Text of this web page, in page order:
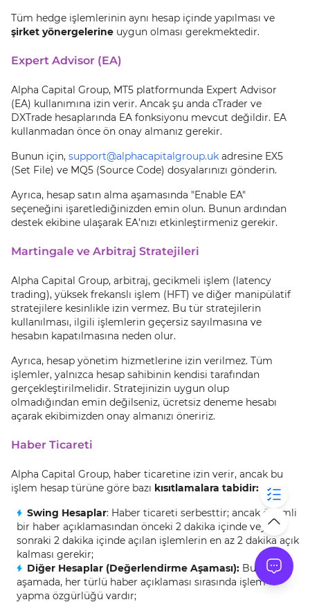
Tüm hedge işlemlerinin aynı hesap içinde yapılması ve
şirket yönergelerine uygun olması gerekmektedir.
Expert Advisor (EA)
Alpha Capital Group, MT5 platformunda Expert Advisor
(EA) kullanımına izin verir. Ancak şu anda cTrader ve
DXTrade hesaplarında EA fonksiyonu mevcut değildir. EA
kullanmadan önce ön onay almanız gerekir.
Bunun için, support@alphacapitalgroup.uk adresine EX5
(Set File) ve MQ5 (Source Code) dosyalarınızı gönderin.
Ayrıca, hesap satın alma aşamasında "Enable EA"
seçeneğini işaretlediğinizden emin olun. Bunun ardından
destek ekibine ulaşarak EA’nızı etkinleştirmeniz gerekir.
Martingale ve Arbitraj Stratejileri
Alpha Capital Group, arbitraj, gecikmeli işlem (latency
trading), yüksek frekanslı işlem (HFT) ve diğer manipülatif
stratejilere kesinlikle izin vermez. Bu tür stratejilerin
kullanılması, ilgili işlemlerin geçersiz sayılmasına ve
hesabın kapatılmasına neden olur.
Ayrıca, hesap yönetim hizmetlerine izin verilmez. Tüm
işlemler, yalnızca hesap sahibinin kendisi tarafından
gerçekleştirilmelidir. Stratejinizin uygun olup
olmadığından emin değilseniz, ücretsiz deneme hesabı
açarak ekibimizden onay almanızı öneririz.
Haber Ticareti
Alpha Capital Group, haber ticaretine izin verir, ancak bu
işlem hesap türüne göre bazı kısıtlamalara tabidir:
Swing Hesaplar: Haber ticareti serbesttir; ancak önemli
bir haber açıklamasından önceki 2 dakika içinde veya
sonraki 2 dakika içinde açılan işlemlerin en az 2 dakika açık
kalması gerekir;
Diğer Hesaplar (Değerlendirme Aşaması): Bu
aşamada, her türlü haber açıklaması sırasında işlem
yapma özgürlüğü vardır;